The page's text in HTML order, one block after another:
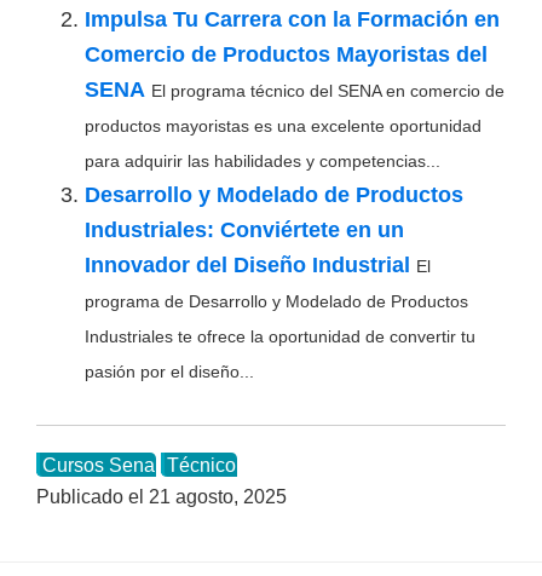
Impulsa Tu Carrera con la Formación en
Comercio de Productos Mayoristas del
SENA El programa técnico del SENA en comercio de
productos mayoristas es una excelente oportunidad
para adquirir las habilidades y competencias...
Desarrollo y Modelado de Productos
Industriales: Conviértete en un
Innovador del Diseño Industrial El
programa de Desarrollo y Modelado de Productos
Industriales te ofrece la oportunidad de convertir tu
pasión por el diseño...
Cursos Sena
Técnico
Publicado el 21 agosto, 2025